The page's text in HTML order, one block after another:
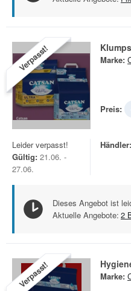
Verpasst! Marke:
Preis:
Leider verpasst!
Gültig: 21.06. -
27.06.
Händler:
Dieses Angebot ist
Aktuelle Angebote: 2
Verpasst! Marke: